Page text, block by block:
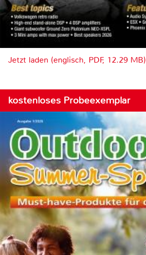
Jetzt laden (englisch, PDF, 12.29 MB)
kostenloses Probeexemplar